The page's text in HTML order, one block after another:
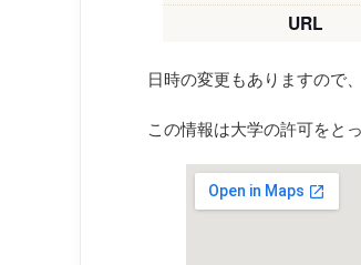
URL
日時の変更もありますので
この情報は大学の許可をと